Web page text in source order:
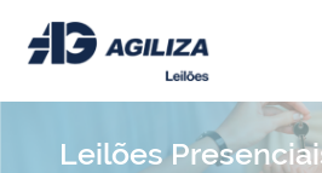
Leilões